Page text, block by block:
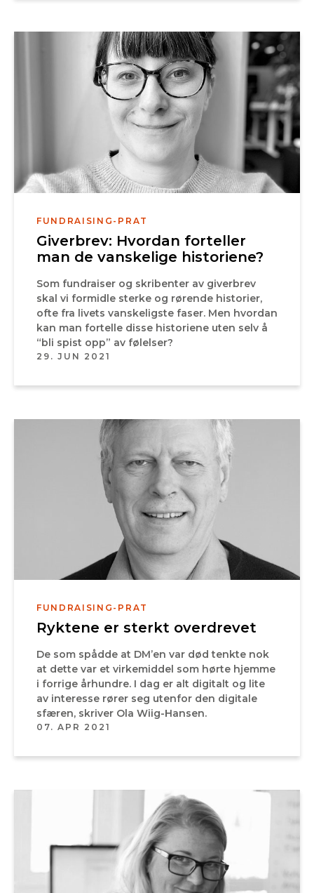
FUNDRAISING-PRAT
Giverbrev: Hvordan forteller
man de vanskelige historiene?
Som fundraiser og skribenter av giverbrev
skal vi formidle sterke og rørende historier,
ofte fra livets vanskeligste faser. Men hvordan
kan man fortelle disse historiene uten selv å
“bli spist opp” av følelser?
29. JUN 2021
FUNDRAISING-PRAT
Ryktene er sterkt overdrevet
De som spådde at DM’en var død tenkte nok
at dette var et virkemiddel som hørte hjemme
i forrige århundre. I dag er alt digitalt og lite
av interesse rører seg utenfor den digitale
sfæren, skriver Ola Wiig-Hansen.
07. APR 2021